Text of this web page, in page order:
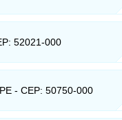
52021-000
- CEP: 50750-000